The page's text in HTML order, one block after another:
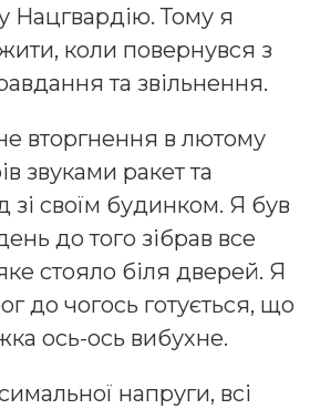
Нацгвардію. Тому я
коли повернувся з
та звільнення.
вторгнення в лютому
звуками ракет та
своїм будинком. Я був
до того зібрав все
стояло біля дверей. Я
до чогось готується, що
ось-ось вибухне.
напруги, всі